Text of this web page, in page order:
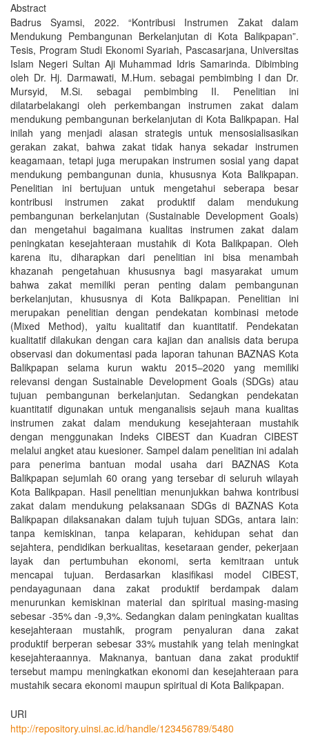
Abstract
Badrus Syamsi, 2022. “Kontribusi Instrumen Zakat dalam
Mendukung Pembangunan Berkelanjutan di Kota Balikpapan”.
Tesis, Program Studi Ekonomi Syariah, Pascasarjana, Universitas
Islam Negeri Sultan Aji Muhammad Idris Samarinda. Dibimbing
oleh Dr. Hj. Darmawati, M.Hum. sebagai pembimbing I dan Dr.
Mursyid, M.Si. sebagai pembimbing II. Penelitian ini
dilatarbelakangi oleh perkembangan instrumen zakat dalam
mendukung pembangunan berkelanjutan di Kota Balikpapan. Hal
inilah yang menjadi alasan strategis untuk mensosialisasikan
gerakan zakat, bahwa zakat tidak hanya sekadar instrumen
keagamaan, tetapi juga merupakan instrumen sosial yang dapat
mendukung pembangunan dunia, khususnya Kota Balikpapan.
Penelitian ini bertujuan untuk mengetahui seberapa besar
kontribusi instrumen zakat produktif dalam mendukung
pembangunan berkelanjutan (Sustainable Development Goals)
dan mengetahui bagaimana kualitas instrumen zakat dalam
peningkatan kesejahteraan mustahik di Kota Balikpapan. Oleh
karena itu, diharapkan dari penelitian ini bisa menambah
khazanah pengetahuan khususnya bagi masyarakat umum
bahwa zakat memiliki peran penting dalam pembangunan
berkelanjutan, khususnya di Kota Balikpapan. Penelitian ini
merupakan penelitian dengan pendekatan kombinasi metode
(Mixed Method), yaitu kualitatif dan kuantitatif. Pendekatan
kualitatif dilakukan dengan cara kajian dan analisis data berupa
observasi dan dokumentasi pada laporan tahunan BAZNAS Kota
Balikpapan selama kurun waktu 2015–2020 yang memiliki
relevansi dengan Sustainable Development Goals (SDGs) atau
tujuan pembangunan berkelanjutan. Sedangkan pendekatan
kuantitatif digunakan untuk menganalisis sejauh mana kualitas
instrumen zakat dalam mendukung kesejahteraan mustahik
dengan menggunakan Indeks CIBEST dan Kuadran CIBEST
melalui angket atau kuesioner. Sampel dalam penelitian ini adalah
para penerima bantuan modal usaha dari BAZNAS Kota
Balikpapan sejumlah 60 orang yang tersebar di seluruh wilayah
Kota Balikpapan. Hasil penelitian menunjukkan bahwa kontribusi
zakat dalam mendukung pelaksanaan SDGs di BAZNAS Kota
Balikpapan dilaksanakan dalam tujuh tujuan SDGs, antara lain:
tanpa kemiskinan, tanpa kelaparan, kehidupan sehat dan
sejahtera, pendidikan berkualitas, kesetaraan gender, pekerjaan
layak dan pertumbuhan ekonomi, serta kemitraan untuk
mencapai tujuan. Berdasarkan klasifikasi model CIBEST,
pendayagunaan dana zakat produktif berdampak dalam
menurunkan kemiskinan material dan spiritual masing-masing
sebesar -35% dan -9,3%. Sedangkan dalam peningkatan kualitas
kesejahteraan mustahik, program penyaluran dana zakat
produktif berperan sebesar 33% mustahik yang telah meningkat
kesejahteraannya. Maknanya, bantuan dana zakat produktif
tersebut mampu meningkatkan ekonomi dan kesejahteraan para
mustahik secara ekonomi maupun spiritual di Kota Balikpapan.
URI
http://repository.uinsi.ac.id/handle/123456789/5480